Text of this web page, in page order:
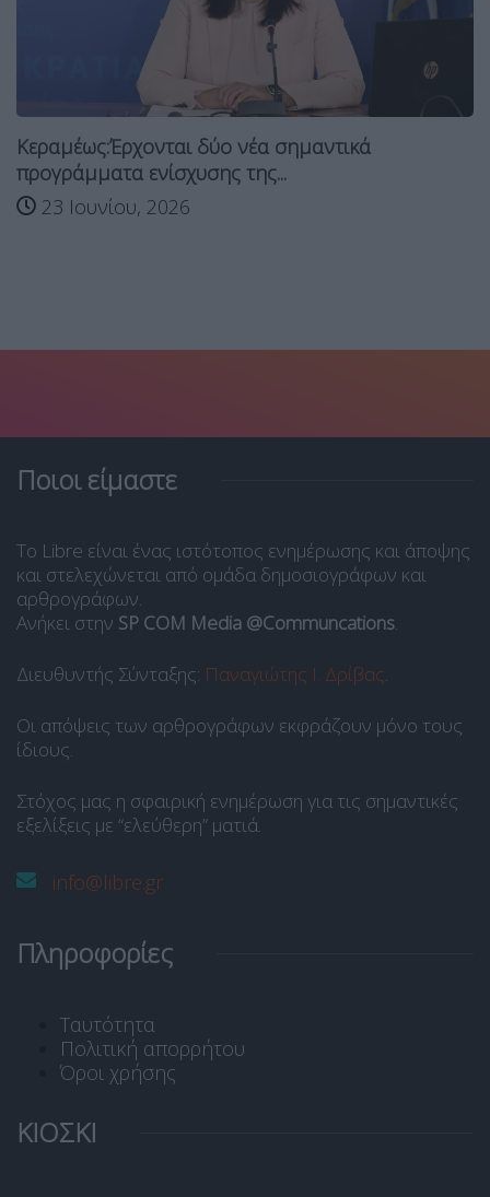
Κεραμέως:Έρχονται δύο νέα σημαντικά
προγράμματα ενίσχυσης της...
23 Ιουνίου, 2026
Ποιοι είμαστε
Το Libre είναι ένας ιστότοπος ενημέρωσης και άποψης
και στελεχώνεται από ομάδα δημοσιογράφων και
αρθρογράφων.
Ανήκει στην SP COM Media @Communcations.
Διευθυντής Σύνταξης: Παναγιώτης Ι. Δρίβας.
Οι απόψεις των αρθρογράφων εκφράζουν μόνο τους
ίδιους.
Στόχος μας η σφαιρική ενημέρωση για τις σημαντικές
εξελίξεις με “ελεύθερη” ματιά.
info@libre.gr
Πληροφορίες
Ταυτότητα
Πολιτική απορρήτου
Όροι χρήσης
ΚΙΟΣΚΙ